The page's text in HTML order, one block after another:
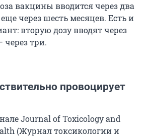
вакцины вводится через два
через шесть месяцев. Есть и
вторую дозу вводят через
через три.
провоцирует
Journal of Toxicology and
(Журнал токсикологии и